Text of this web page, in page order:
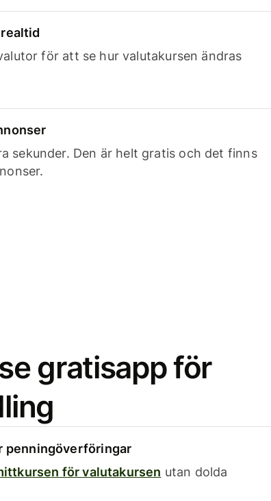
för att se hur valutakursen ändras
sekunder. Den är helt gratis och det finns
gratisapp för
penningöverföringar
för valutakursen utan dolda